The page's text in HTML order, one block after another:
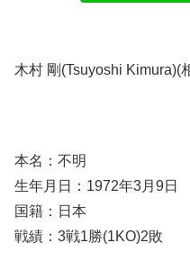
木村 剛(Tsuyoshi Kimura)(
本名：不明
生年月日：1972年3月9日
国籍：日本
戦績：3戦1勝(1KO)2敗